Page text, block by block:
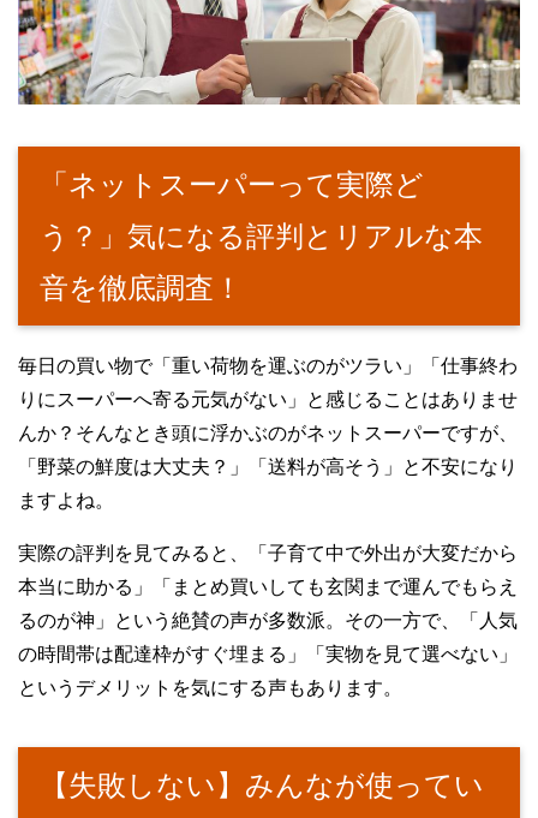
「ネットスーパーって実際ど
う？」気になる評判とリアルな本
音を徹底調査！
毎日の買い物で「重い荷物を運ぶのがツラい」「仕事終わ
りにスーパーへ寄る元気がない」と感じることはありませ
んか？そんなとき頭に浮かぶのがネットスーパーですが、
「野菜の鮮度は大丈夫？」「送料が高そう」と不安になり
ますよね。
実際の評判を見てみると、「子育て中で外出が大変だから
本当に助かる」「まとめ買いしても玄関まで運んでもらえ
るのが神」という絶賛の声が多数派。その一方で、「人気
の時間帯は配達枠がすぐ埋まる」「実物を見て選べない」
というデメリットを気にする声もあります。
【失敗しない】みんなが使ってい